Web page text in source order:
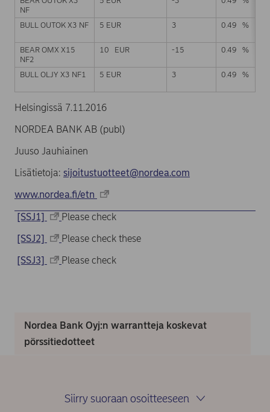
NF
BULL OUTOK X3 NF 5 EUR 3 0.49 %
BEAR OMX X15
NF2
10 EUR -15 0.49 %
BULL OLJY X3 NF1 5 EUR 3 0.49 %
Helsingissä 7.11.2016
NORDEA BANK AB (publ)
Juuso Jauhiainen
Lisätietoja: sijoitustuotteet@nordea.com
www.nordea.fi/etn
[SSJ1]
Please check
[SSJ2]
Please check these
[SSJ3]
Please check
Nordea Bank Oyj:n warrantteja koskevat
pörssitiedotteet
Siirry suoraan osoitteeseen